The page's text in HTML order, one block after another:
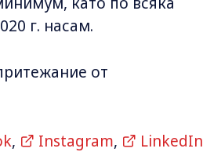
г. насам.
от
, Instagram,
LinkedIn